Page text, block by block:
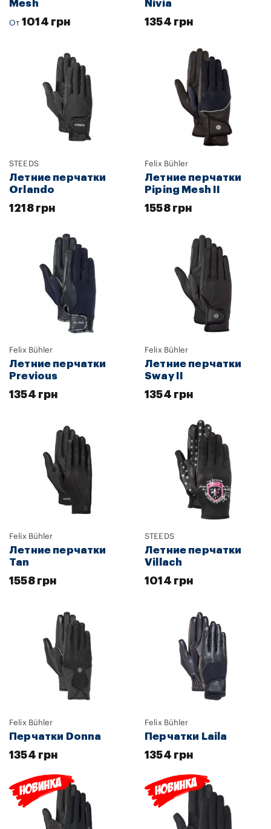
Mesh
От 1014 грн
Nivia
1354 грн
STEEDS
Летние перчатки
Orlando
1218 грн
Felix Bühler
Летние перчатки
Piping Mesh II
1558 грн
Felix Bühler
Летние перчатки
Previous
1354 грн
Felix Bühler
Летние перчатки
Sway II
1354 грн
Felix Bühler
Летние перчатки
Tan
1558 грн
STEEDS
Летние перчатки
Villach
1014 грн
Felix Bühler
Перчатки Donna
1354 грн
Felix Bühler
Перчатки Laila
1354 грн